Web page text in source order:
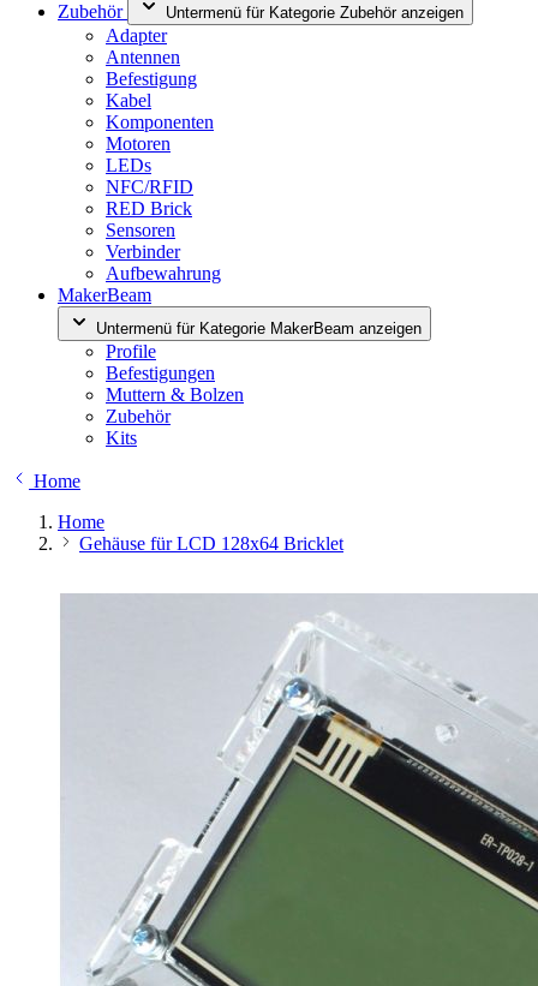
Zubehör
Untermenü für Kategorie Zubehör anzeigen
Adapter
Antennen
Befestigung
Kabel
Komponenten
Motoren
LEDs
NFC/RFID
RED Brick
Sensoren
Verbinder
Aufbewahrung
MakerBeam
Untermenü für Kategorie MakerBeam anzeigen
Profile
Befestigungen
Muttern & Bolzen
Zubehör
Kits
Home
Home
Gehäuse für LCD 128x64 Bricklet